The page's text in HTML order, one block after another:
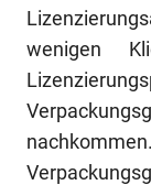
wenigen